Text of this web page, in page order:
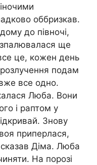
оббризкав.
до півночі,
ще
це, кожен день
подам
все одно.
Люба. Вони
і раптом у
Знову
приперлася,
Діма. Люба
На порозі